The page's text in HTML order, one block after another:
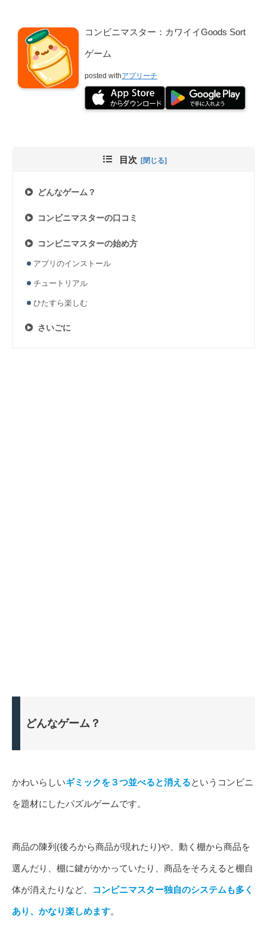
コンビニマスター：カワイイGoods Sort
ゲーム
posted withアプリーチ
目次
どんなゲーム？
コンビニマスターの口コミ
コンビニマスターの始め方
アプリのインストール
チュートリアル
ひたすら楽しむ
さいごに
どんなゲーム？
かわいらしいギミックを３つ並べると消えるというコンビニ
を題材にしたパズルゲームです。
商品の陳列(後ろから商品が現れたり)や、動く棚から商品を
選んだり、棚に鍵がかかっていたり、商品をそろえると棚自
体が消えたりなど、 コンビニマスター独自のシステムも多く
あり、かなり楽しめます。